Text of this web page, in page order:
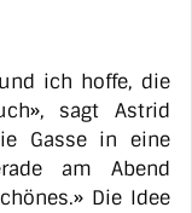
ich hoffe, die
sagt Astrid
Gasse in eine
am Abend
Die Idee